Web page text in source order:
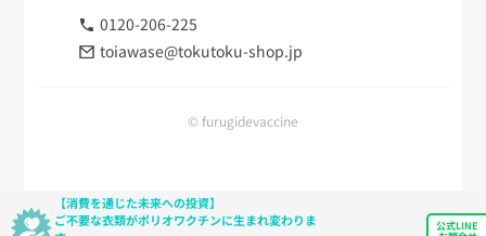
0120-206-225
toiawase@tokutoku-shop.jp
© furugidevaccine
公式LINE
【消費を通じた未来への投資】
ご不要な衣類がポリオワクチンに生まれ変わりま